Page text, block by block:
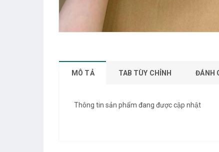
MÔ TẢ TAB TÙY CHỈNH ĐÁNH
Thông tin sản phẩm đang được cập nhật